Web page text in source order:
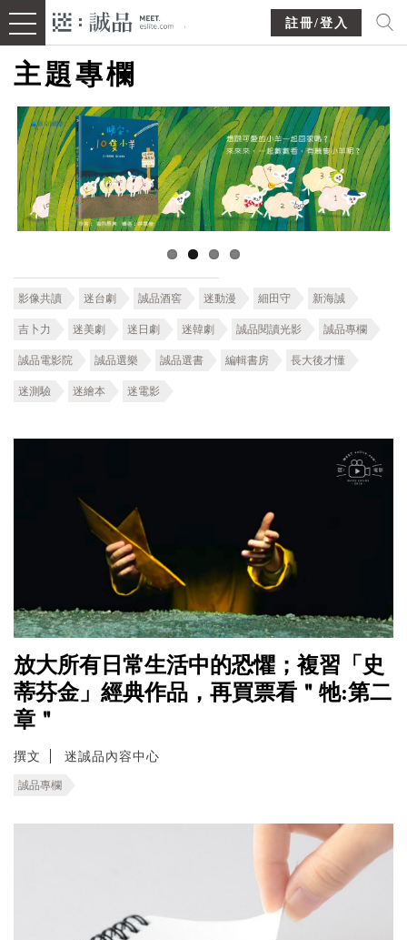
註冊/登入
主題專欄
影像共讀 迷台劇 誠品酒窖 迷動漫 細田守 新海誠
吉卜力 迷美劇 迷日劇 迷韓劇 誠品閱讀光影 誠品專欄
誠品電影院 誠品選樂 誠品選書 編輯書房 長大後才懂
迷測驗 迷繪本 迷電影
放大所有日常生活中的恐懼；複習「史
蒂芬金」經典作品，再買票看＂牠:第二
章＂
撰文 迷誠品內容中心
誠品專欄